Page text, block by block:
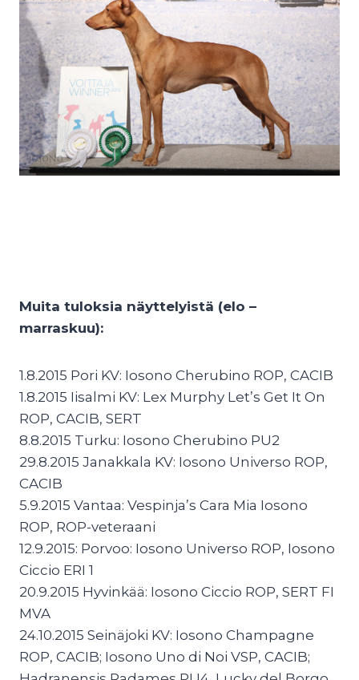
Muita tuloksia näyttelyistä (elo –
marraskuu):
1.8.2015 Pori KV: Iosono Cherubino ROP, CACIB
1.8.2015 Iisalmi KV: Lex Murphy Let’s Get It On
ROP, CACIB, SERT
8.8.2015 Turku: Iosono Cherubino PU2
29.8.2015 Janakkala KV: Iosono Universo ROP,
CACIB
5.9.2015 Vantaa: Vespinja’s Cara Mia Iosono
ROP, ROP-veteraani
12.9.2015: Porvoo: Iosono Universo ROP, Iosono
Ciccio ERI 1
20.9.2015 Hyvinkää: Iosono Ciccio ROP, SERT FI
MVA
24.10.2015 Seinäjoki KV: Iosono Champagne
ROP, CACIB; Iosono Uno di Noi VSP, CACIB;